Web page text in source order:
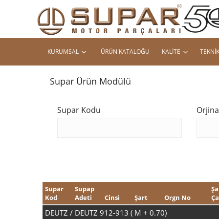
KURUMSAL ÜRÜN KATALOĞU KALITE
Supar Ürün Modülü
Supar Kodu
Supar
Kod
Supap
Adeti
Cinsi Şart Orgn No
DEUTZ / DEUTZ 912-913 ( M + 0.70)